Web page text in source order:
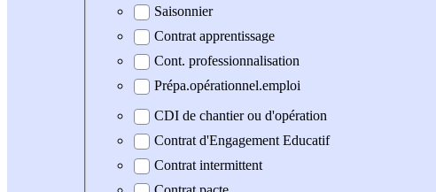
Saisonnier
Contrat apprentissage
Cont. professionnalisation
Prépa.opérationnel.emploi
CDI de chantier ou d'opération
Contrat d'Engagement Educatif
Contrat intermittent